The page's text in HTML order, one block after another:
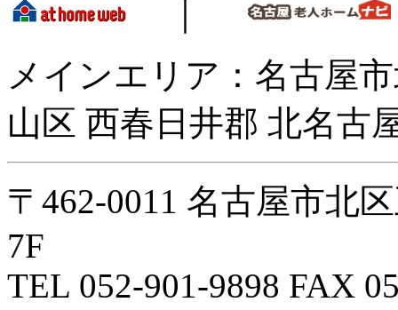
メインエリア：名古屋
山区 西春日井郡 北名古
〒462-0011 名古屋市北
7F
TEL 052-901-9898 FAX